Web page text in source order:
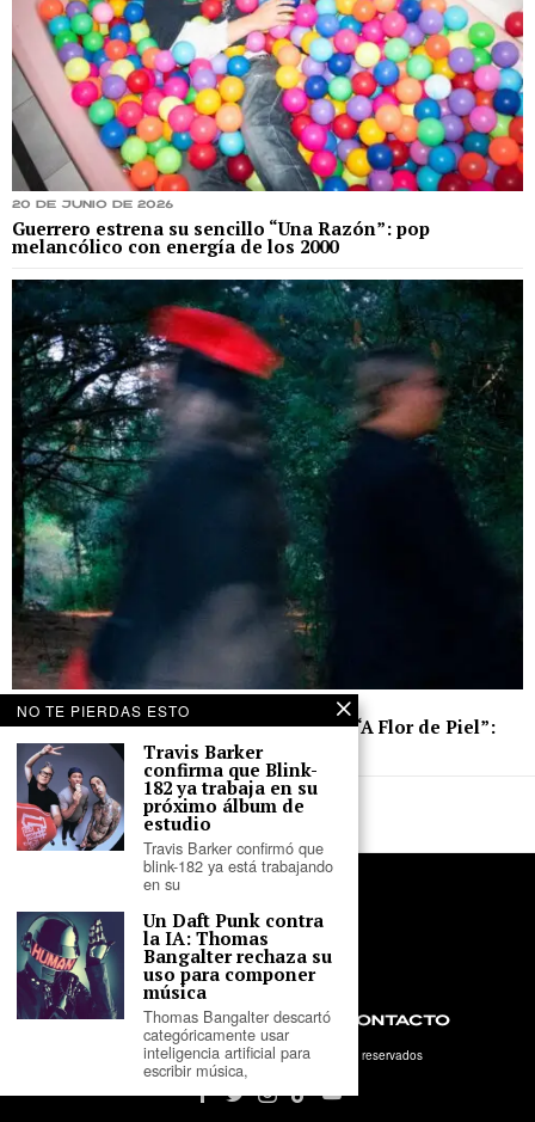
20 de junio de 2026
Guerrero estrena su sencillo “Una Razón”: pop
melancólico con energía de los 2000
Rosas y Herbolaria lanzan su sencillo “A Flor de Piel”:
neo-trova, trip-hop y atmósferas
NOSOTROS PRIVACIDAD CONTACTO
2026- Tercer Parlante. Todos los derechos reservados
NO TE PIERDAS ESTO
Travis Barker
confirma que Blink-
182 ya trabaja en su
próximo álbum de
estudio
Travis Barker confirmó que
blink-182 ya está trabajando
en su
Un Daft Punk contra
la IA: Thomas
Bangalter rechaza su
uso para componer
música
Thomas Bangalter descartó
categóricamente usar
inteligencia artificial para
escribir música,